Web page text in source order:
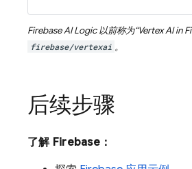
Firebase AI Logic以前称为“Vertex AI in
firebase/vertexai 。
后续步骤
了解 Firebase：